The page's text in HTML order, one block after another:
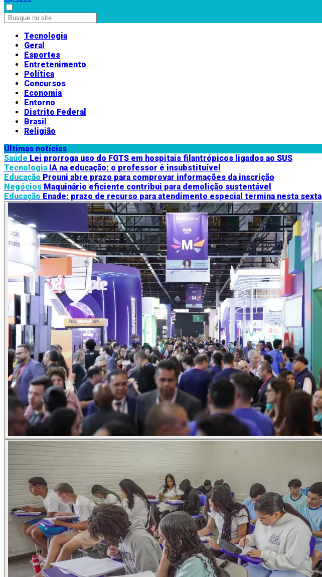
Tecnologia
Geral
Esportes
Entretenimento
Política
Concursos
Economia
Entorno
Distrito Federal
Brasil
Religião
Últimas notícias
Saúde Lei prorroga uso do FGTS em hospitais filantrópicos ligados ao SUS
Tecnologia IA na educação: o professor é insubstituível
Educação Prouni abre prazo para comprovar informações da inscrição
Negócios Maquinário eficiente contribui para demolição sustentável
Educação Enade: prazo de recurso para atendimento especial termina nesta sexta